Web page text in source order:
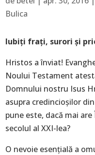
Bulica
Iubiţi fraţi, surori şi
Hristos a înviat!
Noului Testament
Domnului nostru Isus
asupra credincioșilor
pune este, dacă mai
secolul al XXI-lea?
O nevoie esențială a